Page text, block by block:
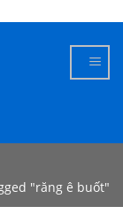
"răng ê buốt"